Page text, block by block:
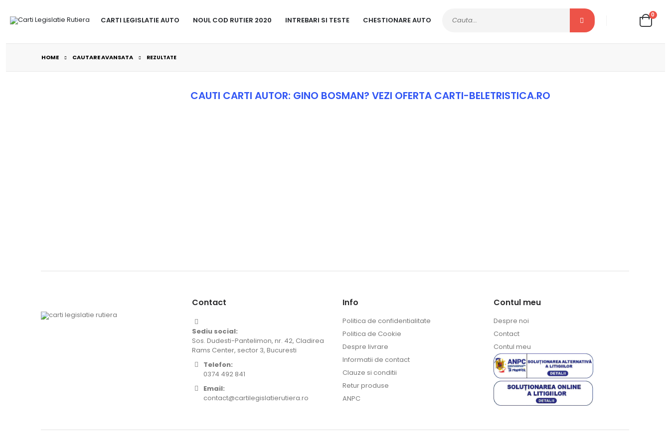
CARTI LEGISLATIE AUTO NOUL COD RUTIER 2020 INTREBARI SI TESTE CHESTIONARE AUTO
0
HOME CAUTARE AVANSATA REZULTATE
CAUTI CARTI AUTOR: GINO BOSMAN? VEZI OFERTA CARTI-BELETRISTICA.RO
Contact
Sediu social:
Sos. Dudesti-Pantelimon, nr. 42, Cladirea
Rams Center, sector 3, Bucuresti
Telefon:
0374 492 841
Email:
contact@cartilegislatierutiera.ro
Info
Politica de confidentialitate
Politica de Cookie
Despre livrare
Informatii de contact
Clauze si conditii
Retur produse
ANPC
Contul meu
Despre noi
Contact
Contul meu